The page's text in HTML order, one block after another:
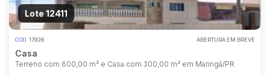
Lote 12411
COD. 17926 ABERTURA EM BREVE
Casa
Terreno com 600,00 m² e Casa com 300,00 m² em Maringá/PR